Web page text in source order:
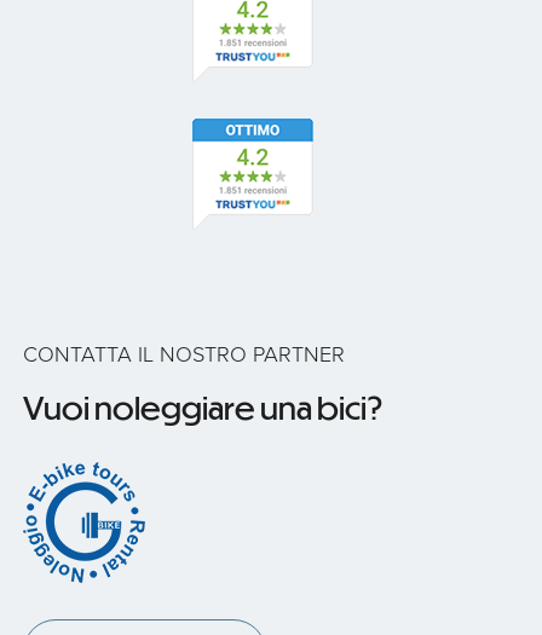
CONTATTA IL NOSTRO PARTNER
Vuoi noleggiare una bici?